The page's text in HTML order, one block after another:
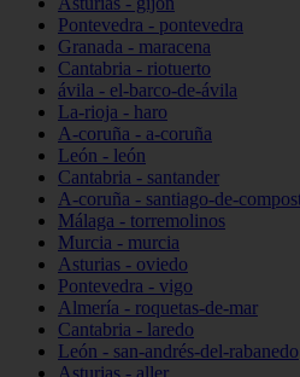
Pontevedra - pontevedra
Granada - maracena
Cantabria - riotuerto
ávila - el-barco-de-ávila
La-rioja - haro
A-coruña - a-coruña
León - león
Cantabria - santander
A-coruña - santiago-de-
Málaga - torremolinos
Murcia - murcia
Asturias - oviedo
Pontevedra - vigo
Almería - roquetas-de-mar
Cantabria - laredo
León - san-andrés-del-rabanedo
Asturias - aller